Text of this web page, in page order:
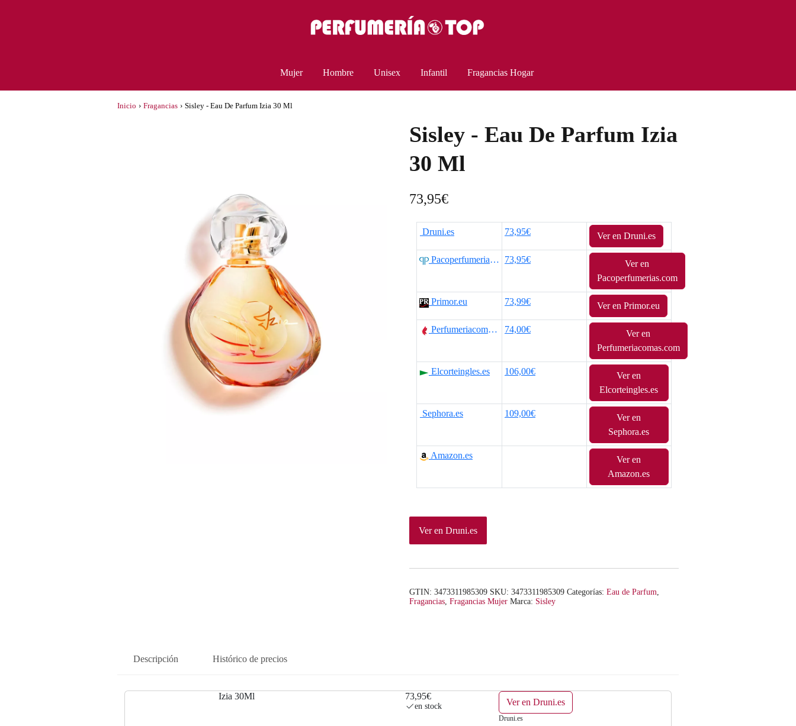
Mujer Hombre Unisex Infantil Fragancias Hogar
Inicio › Fragancias › Sisley - Eau De Parfum Izia 30 Ml
Sisley - Eau De Parfum Izia
30 Ml
73,95€
Druni.es 73,95€ Ver en Druni.es
Pacoperfumerias.com 73,95€
Ver en
Pacoperfumerias.com
Primor.eu 73,99€ Ver en Primor.eu
Perfumeriacomas.com 74,00€
Ver en
Perfumeriacomas.com
Elcorteingles.es 106,00€
Ver en
Elcorteingles.es
Sephora.es 109,00€
Ver en
Sephora.es
Amazon.es
Ver en
Amazon.es
Ver en Druni.es
GTIN: 3473311985309 SKU: 3473311985309 Categorías: Eau de Parfum
Fragancias, Fragancias Mujer Marca: Sisley
Descripción Histórico de precios
Izia 30Ml 73,95€
en stock Ver en Druni.es
Druni.es